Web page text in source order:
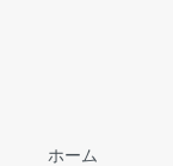
ホーム